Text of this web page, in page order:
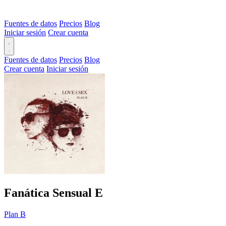
Fuentes de datos Precios Blog
Iniciar sesión Crear cuenta
Fuentes de datos Precios Blog
Crear cuenta Iniciar sesión
Fanática Sensual E
Plan B